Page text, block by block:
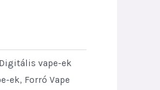
Digitális vape-ek
ek, Forró Vape